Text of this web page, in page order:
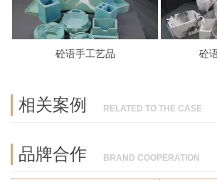
砼语手工艺品 砼
相关案例 RELATED TO THE CASE
品牌合作 BRAND COOPERATION